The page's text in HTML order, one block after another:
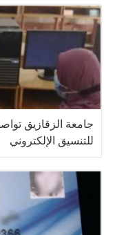
جامعة الزقازيق
للتنسيق الإلكتروني